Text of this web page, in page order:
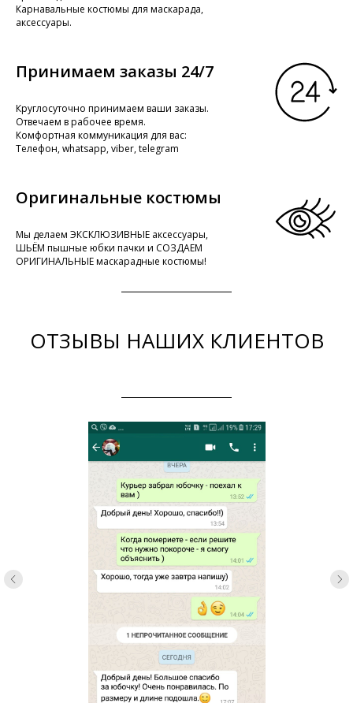
Карнавальные костюмы для маскарада,
аксессуары.
Принимаем заказы 24/7
Круглосуточно принимаем ваши заказы.
Отвечаем в рабочее время.
Комфортная коммуникация для вас:
Телефон, whatsapp, viber, telegram
Оригинальные костюмы
Мы делаем ЭКСКЛЮЗИВНЫЕ аксессуары,
ШЬЁМ пышные юбки пачки и СОЗДАЕМ
ОРИГИНАЛЬНЫЕ маскарадные костюмы!
ОТЗЫВЫ НАШИХ КЛИЕНТОВ